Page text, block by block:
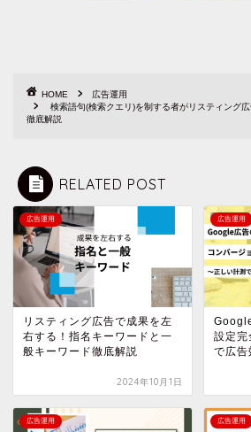
HOME
広告運用
検索語句(検索クエリ)を制する者がリスティング
徹底解説
RELATED POST
広告運用
リスティング広告で成果を左
右する！指名キーワードと一
般キーワード徹底解説
2024年10月1日
広告運用
設定完
で広告
広告運用 広告運用